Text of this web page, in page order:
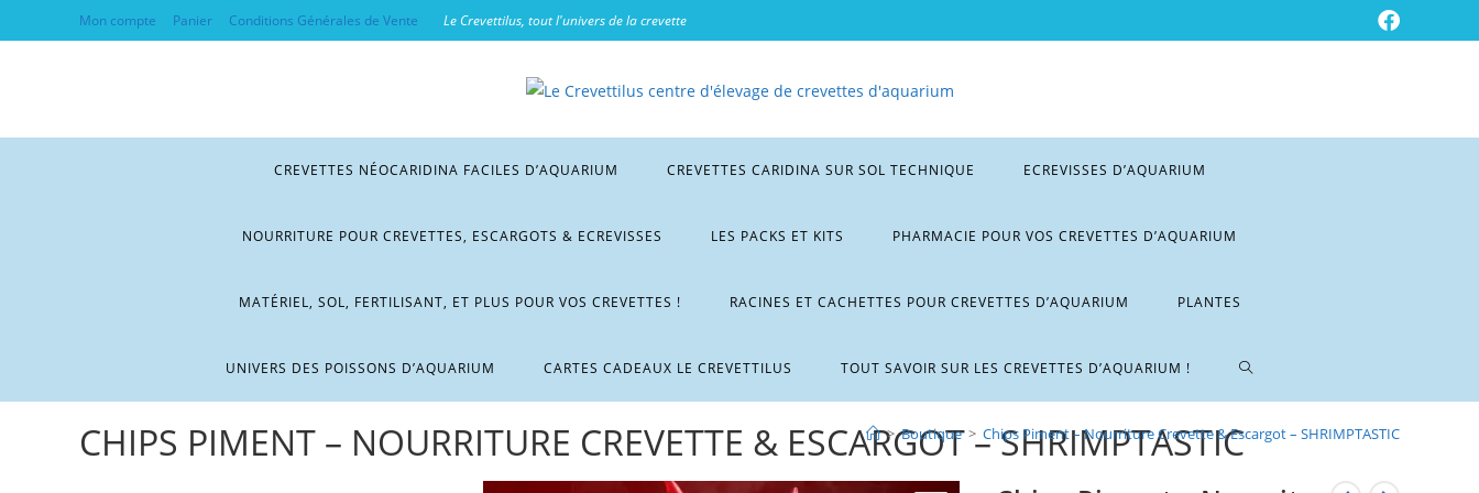
Mon compte Panier Conditions Générales de Vente Le Crevettilus, tout l'univers de la crevette
CREVETTES NÉOCARIDINA FACILES D’AQUARIUM CREVETTES CARIDINA SUR SOL TECHNIQUE ECREVISSES D’AQUARIUM
NOURRITURE POUR CREVETTES, ESCARGOTS & ECREVISSES LES PACKS ET KITS PHARMACIE POUR VOS CREVETTES D’AQUARIUM
MATÉRIEL, SOL, FERTILISANT, ET PLUS POUR VOS CREVETTES ! RACINES ET CACHETTES POUR CREVETTES D’AQUARIUM PLANTES
UNIVERS DES POISSONS D’AQUARIUM CARTES CADEAUX LE CREVETTILUS TOUT SAVOIR SUR LES CREVETTES D’AQUARIUM !
CHIPS PIMENT – NOURRITURE CREVETTE & ESCARGOT – SHRIMPTASTIC
> Boutique > Chips Piment – Nourriture Crevette & Escargot – SHRIMPTASTIC